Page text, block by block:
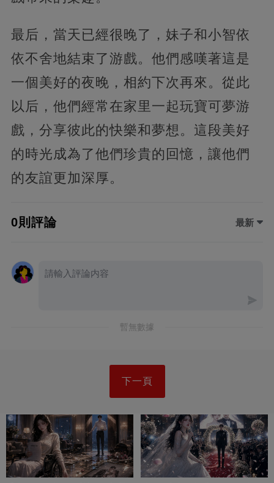
最后，當天已經很晚了，妹子和小智依
依不舍地結束了游戲。他們感嘆著這是
一個美好的夜晚，相約下次再來。從此
以后，他們經常在家里一起玩寶可夢游
戲，分享彼此的快樂和夢想。這段美好
的時光成為了他們珍貴的回憶，讓他們
的友誼更加深厚。
0則評論 最新
暫無數據
下一頁